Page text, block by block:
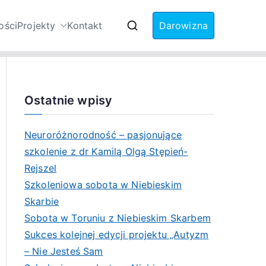
ze
Projekty Kontakt Darowizna
Ostatnie wpisy
Neuroróżnorodność – pasjonujące
szkolenie z dr Kamilą Olgą Stępień-
Rejszel
Szkoleniowa sobota w Niebieskim
Skarbie
Sobota w Toruniu z Niebieskim Skarbem
Sukces kolejnej edycji projektu „Autyzm
– Nie Jesteś Sam